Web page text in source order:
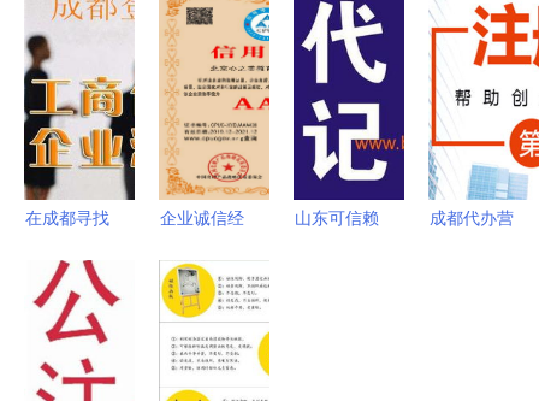
与代办理念
的融合
景指南 代
理记账、工
商代理与软
件开发一站
式解决方案
全攻略 材
料清单与手
续流程详解
为企业合规
护航的专业
选择
在成都寻找
司注册代办
服务 专业
选择与注意
企业诚信经
证书代办服
务及软件开
发全方位解
山东可信赖
成都代办营